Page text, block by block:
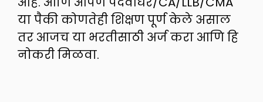
या पैकी कोणतेही शिक्षण पूर्ण केले असाल
तर आजच या भरतीसाठी अर्ज करा आणि हि
नोकरी मिळवा.